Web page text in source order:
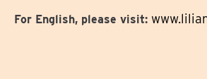
For English, please visit: